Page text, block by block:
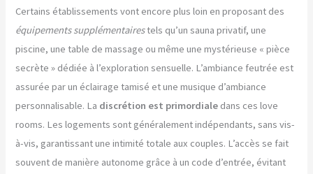
Certains établissements vont encore plus loin en proposant des
équipements supplémentairestels qu’un sauna privatif, une
piscine, une table de massage ou même une mystérieuse « pièce
secrète » dédiée à l’exploration sensuelle. L’ambiance feutrée est
assurée par un éclairage tamisé et une musique d’ambiance
personnalisable. La discrétion est primordiale dans ces love
rooms. Les logements sont généralement indépendants, sans vis-
à-vis, garantissant une intimité totale aux couples. L’accès se fait
souvent de manière autonome grâce à un code d’entrée, évitant